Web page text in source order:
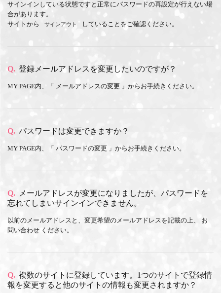
サインインしている状態ですと正常にパスワードの再設定が行えない場
合があります。
サイトから
サインアウト していることをご確認ください。
Q. 登録メールアドレスを変更したいのですが？
MY PAGE内、「 メールアドレスの変更 」からお手続きください。
Q. パスワードは変更できますか？
MY PAGE内、「 パスワードの変更 」からお手続きください。
Q.
メールアドレスが変更になりましたが、パスワードを
忘れてしまいサインインできません。
以前のメールアドレスと、変更希望のメールアドレスを記載の上、 お
問い合わせ ください。
Q. 複数のサイトに登録しています。1つのサイトで登録情
報を変更すると他のサイトの情報も変更されますか？